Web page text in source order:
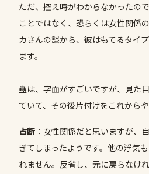
ただ、控え時がわからなかったの
ことではなく、恐らくは女性関係
カさんの談から、彼はもてるタイ
ます。
蠱は、字面がすごいですが、見た
ていて、その後片付けをこれから
占断 ：女性関係だと思いますが、
ぎてしまったようです。他の浮気
れません。反省し、元に戻らなけ